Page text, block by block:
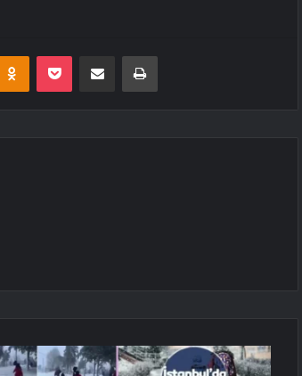
Odnoklassniki
Pocket E-Posta ile paylaş Yazdır